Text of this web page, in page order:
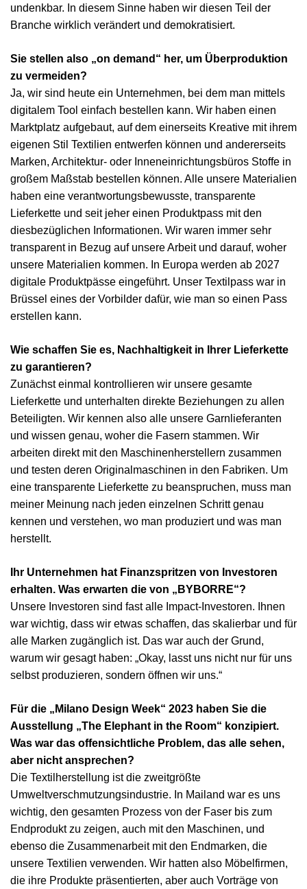
undenkbar. In diesem Sinne haben wir diesen Teil der
Branche wirklich verändert und demokratisiert.
Sie stellen also „on demand“ her, um Überproduktion
zu vermeiden?
Ja, wir sind heute ein Unternehmen, bei dem man mittels
digitalem Tool einfach bestellen kann. Wir haben einen
Marktplatz aufgebaut, auf dem einerseits Kreative mit ihrem
eigenen Stil Textilien entwerfen können und andererseits
Marken, Architektur- oder Inneneinrichtungsbüros Stoffe in
großem Maßstab bestellen können. Alle unsere Materialien
haben eine verantwortungsbewusste, transparente
Lieferkette und seit jeher einen Produktpass mit den
diesbezüglichen Informationen. Wir waren immer sehr
transparent in Bezug auf unsere Arbeit und darauf, woher
unsere Materialien kommen. In Europa werden ab 2027
digitale Produktpässe eingeführt. Unser Textilpass war in
Brüssel eines der Vorbilder dafür, wie man so einen Pass
erstellen kann.
Wie schaffen Sie es, Nachhaltigkeit in Ihrer Lieferkette
zu garantieren?
Zunächst einmal kontrollieren wir unsere gesamte
Lieferkette und unterhalten direkte Beziehungen zu allen
Beteiligten. Wir kennen also alle unsere Garnlieferanten
und wissen genau, woher die Fasern stammen. Wir
arbeiten direkt mit den Maschinenherstellern zusammen
und testen deren Originalmaschinen in den Fabriken. Um
eine transparente Lieferkette zu beanspruchen, muss man
meiner Meinung nach jeden einzelnen Schritt genau
kennen und verstehen, wo man produziert und was man
herstellt.
Ihr Unternehmen hat Finanzspritzen von Investoren
erhalten. Was erwarten die von „BYBORRE“?
Unsere Investoren sind fast alle Impact-Investoren. Ihnen
war wichtig, dass wir etwas schaffen, das skalierbar und für
alle Marken zugänglich ist. Das war auch der Grund,
warum wir gesagt haben: „Okay, lasst uns nicht nur für uns
selbst produzieren, sondern öffnen wir uns.“
Für die „Milano Design Week“ 2023 haben Sie die
Ausstellung „The Elephant in the Room“ konzipiert.
Was war das offensichtliche Problem, das alle sehen,
aber nicht ansprechen?
Die Textilherstellung ist die zweitgrößte
Umweltverschmutzungsindustrie. In Mailand war es uns
wichtig, den gesamten Prozess von der Faser bis zum
Endprodukt zu zeigen, auch mit den Maschinen, und
ebenso die Zusammenarbeit mit den Endmarken, die
unsere Textilien verwenden. Wir hatten also Möbelfirmen,
die ihre Produkte präsentierten, aber auch Vorträge von